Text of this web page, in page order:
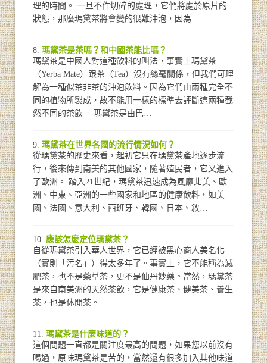
理的時間。 一旦不作切碎的處理，它們將處於原片的
狀態，那麼瑪黛茶將會變的很難沖泡，因為…
瑪黛茶是茶嗎？和中國茶能比嗎？
瑪黛茶是中國人對這種飲料的叫法，事實上瑪黛茶
（Yerba Mate）跟茶（Tea）沒有絲毫關係，但我們可理
解為一種似茶非茶的沖泡飲料。因為它們由兩種完全不
同的植物所製成，故不能用一樣的標準去評斷這兩種截
然不同的茶飲。 瑪黛茶是由巴…
瑪黛茶在世界各國的流行情況如何？
從瑪黛茶的歷史來看，起初它只在瑪黛茶產地逐步流
行，後來傳到南美的其他國家，隨著殖民者，它又進入
了歐洲。 踏入21世紀，瑪黛茶迅速成為風靡北美、歐
洲、中東、亞洲的一些國家和地區的健康飲料，如美
國、法國、意大利、西班牙、韓國、日本、敘…
應該怎麼定位瑪黛茶？
自從瑪黛茶引入華人世界，它已經被黑心商人美名化
（實則「污名」）得太多年了。事實上，它不能稱為減
肥茶，也不是藥草茶，更不是仙丹妙藥。當然，瑪黛茶
是來自南美洲的天然茶飲，它是健康茶、健美茶、養生
茶，也是休閒茶。
瑪黛茶是什麼味道的？
這個問題一直都是關注度最高的問題，如果您以前沒有
喝過，原味瑪黛茶是苦的，當然還有很多加入其他味道